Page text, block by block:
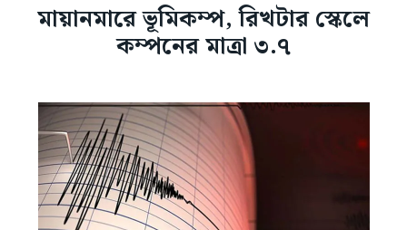
মায়ানমারে ভূমিকম্প, রিখটার স্কেলে
কম্পনের মাত্রা ৩.৭